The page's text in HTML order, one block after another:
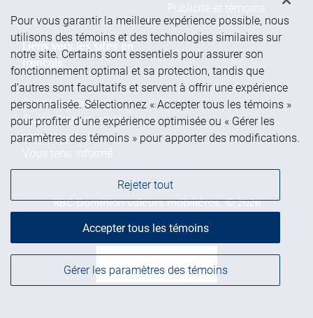
Publicité et témoins
Liens vers les sites en
français
Ouvrir une session
Guide d’ouverture de
session initiale
Vous tenir informé
RBC Dominion valeurs mobilières, © 2026
Haut de la page
Pour vous garantir la meilleure expérience possible, nous
utilisons des témoins et des technologies similaires sur
notre site. Certains sont essentiels pour assurer son
fonctionnement optimal et sa protection, tandis que
d’autres sont facultatifs et servent à offrir une expérience
personnalisée. Sélectionnez « Accepter tous les témoins »
pour profiter d’une expérience optimisée ou « Gérer les
paramètres des témoins » pour apporter des modifications.
Gérer les paramètres des témoins
Rejeter tout
Accepter tous les témoins